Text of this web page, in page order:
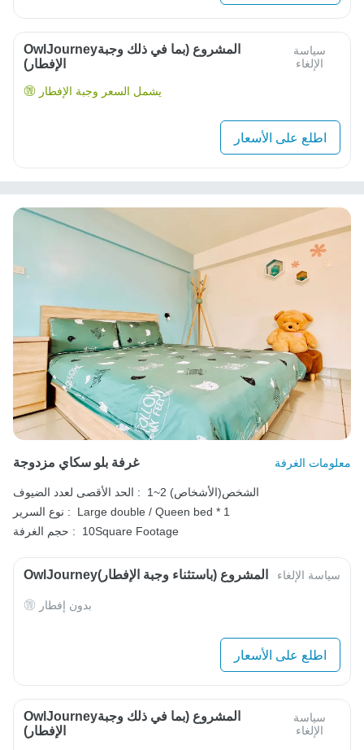
OwlJourneyالمشروع (بما في ذلك وجبة
الإفطار)
سياسة
الإلغاء
يشمل السعر وجبة الإفطار
اطلع على الأسعار
غرفة بلو سكاي مزدوجة معلومات الغرفة
الحد الأقصى لعدد الضيوف :
1~2 الشخص(الأشخاص)
نوع السرير :
Large double / Queen bed * 1
حجم الغرفة :
10Square Footage
OwlJourneyالمشروع (باستثناء وجبة الإفطار) سياسة الإلغاء
بدون إفطار
اطلع على الأسعار
OwlJourneyالمشروع (بما في ذلك وجبة
الإفطار)
سياسة
الإلغاء